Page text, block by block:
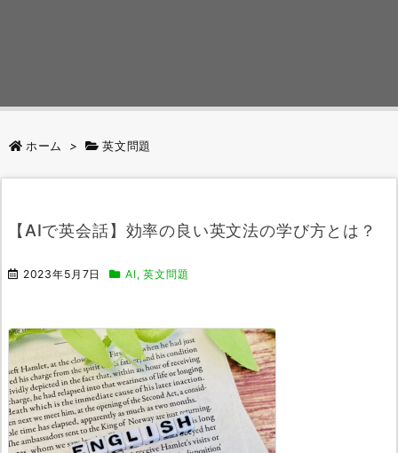
ホーム > 英文問題
【AIで英会話】効率の良い英文法の学び方とは？
2023年5月7日 AI,英文問題